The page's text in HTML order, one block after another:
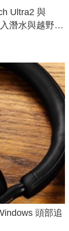
Ultra2 與
潛水與越野跑
頭部追